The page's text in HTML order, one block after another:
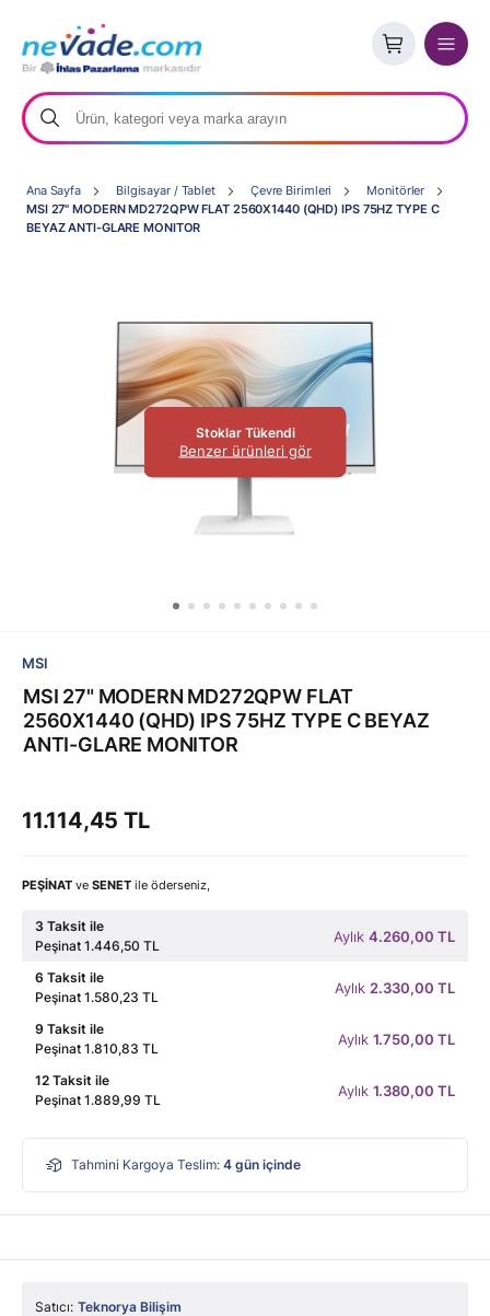
Ana Sayfa Bilgisayar / Tablet Çevre Birimleri
Monitörler
MSI 27" MODERN MD272QPW FLAT 2560X1440 (QHD) IPS 75HZ TYPE C
BEYAZ ANTI-GLARE MONITOR
Stoklar Tükendi
Benzer ürünleri gör
MSI
MSI 27" MODERN MD272QPW FLAT
2560X1440 (QHD) IPS 75HZ TYPE C BEYAZ
ANTI-GLARE MONITOR
11.114,45 TL
PEŞİNAT ve SENET ile öderseniz,
3 Taksit ile
Peşinat 1.446,50 TL
Aylık 4.260,00 TL
6 Taksit ile
Peşinat 1.580,23 TL
Aylık 2.330,00 TL
9 Taksit ile
Peşinat 1.810,83 TL
Aylık 1.750,00 TL
12 Taksit ile
Peşinat 1.889,99 TL
Aylık 1.380,00 TL
Tahmini Kargoya Teslim: 4 gün içinde
Satıcı: Teknorya Bilişim